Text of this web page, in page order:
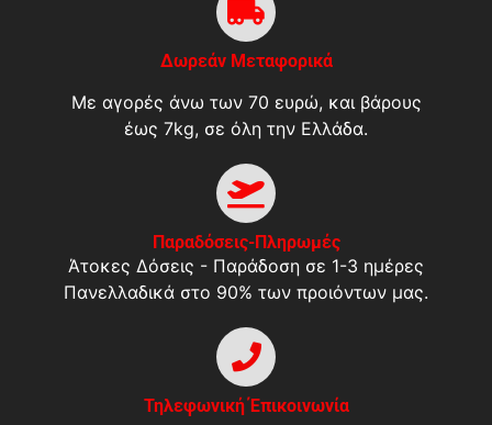
Δωρεάν Μεταφορικά
Με αγορές άνω των 70 ευρώ, και βάρους
έως 7kg, σε όλη την Ελλάδα.
Παραδόσεις-Πληρωμές
Άτοκες Δόσεις - Παράδοση σε 1-3 ημέρες
Πανελλαδικά στο 90% των προιόντων μας.
Τηλεφωνική Έπικοινωνία